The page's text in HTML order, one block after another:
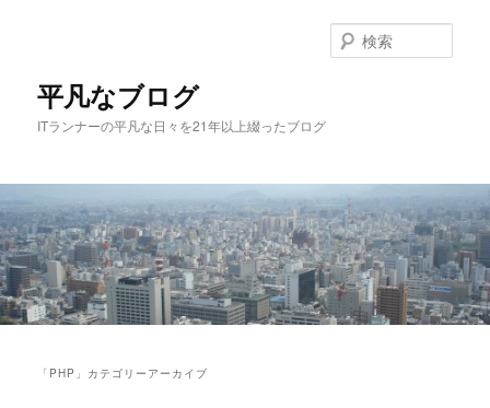
移
動
動
平凡なブログ
ITランナーの平凡な日々を21年以上綴ったブログ
索
「 PHP 」カテゴリーアーカイブ